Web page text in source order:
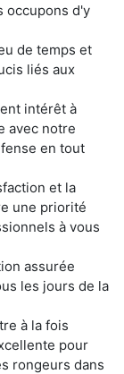
occupons d'y
de temps et
liés aux
intérêt à
avec notre
en tout
et la
une priorité
à vous
assurée
les jours de la
à la fois
pour
rongeurs dans